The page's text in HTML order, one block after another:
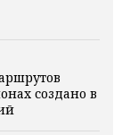
создано в